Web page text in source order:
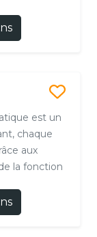
est un
chaque
aux
la fonction